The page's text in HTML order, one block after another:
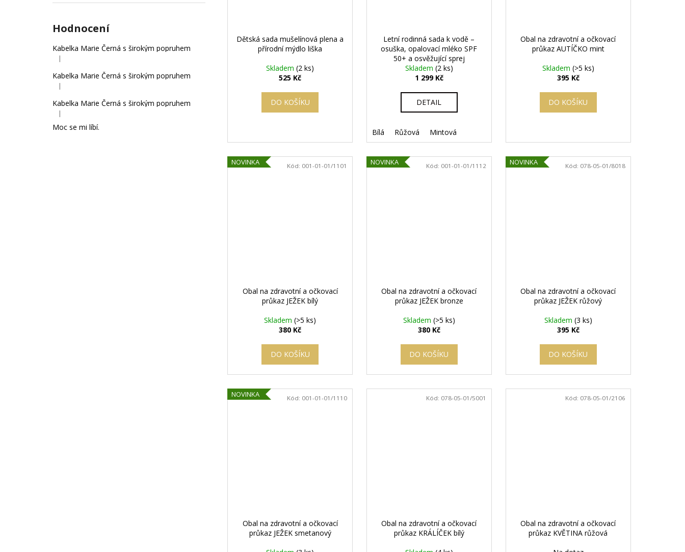
Hodnocení
Kabelka Marie Černá s širokým popruhem
Hodnocení produktu je 5 z 5 hvězdiček.
|
Kabelka Marie Černá s širokým popruhem
Hodnocení produktu je 4 z 5 hvězdiček.
|
Kabelka Marie Černá s širokým popruhem
Hodnocení produktu je 5 z 5 hvězdiček.
|
Moc se mi líbí.
Dětská sada mušelínová plena a
přírodní mýdlo liška
Skladem(2 ks)
525 Kč
DO KOŠÍKU
Letní rodinná sada k vodě –
osuška, opalovací mléko SPF
50+ a osvěžující sprej
Skladem (2 ks)
1 299 Kč
DETAIL
Bílá Růžová Mintová
Obal na zdravotní a očkovací
průkaz AUTÍČKO mint
Skladem (>5 ks)
395 Kč
DO KOŠÍKU
NOVINKA
Obal na zdravotní a očkovací
průkaz JEŽEK bílý
Skladem(>5 ks)
380 Kč
DO KOŠÍKU
Kód: 001-01-01/1101 NOVINKA
Obal na zdravotní a očkovací
průkaz JEŽEK bronze
Skladem (>5 ks)
380 Kč
DO KOŠÍKU
Kód: 001-01-01/1112 NOVINKA
Obal na zdravotní a očkovací
průkaz JEŽEK růžový
Skladem (3 ks)
395 Kč
DO KOŠÍKU
Kód: 078-05-01/8018
NOVINKA
Obal na zdravotní a očkovací
průkaz JEŽEK smetanový
Kód: 001-01-01/1110
Obal na zdravotní a očkovací
průkaz KRÁLÍČEK bílý
Kód: 078-05-01/5001
Obal na zdravotní a očkovací
průkaz KVĚTINA růžová
Kód: 078-05-01/2106